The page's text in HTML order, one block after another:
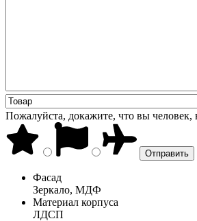
Пожалуйста, докажите, что вы человек,
Фасад
Зеркало, МДФ
Материал корпуса
ЛДСП